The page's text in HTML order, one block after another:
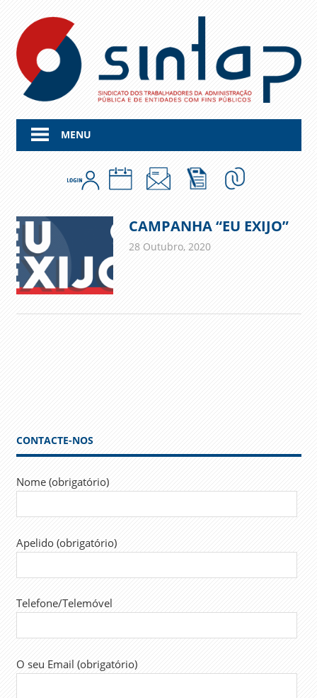
content
MENU
CAMPANHA “EU EXIJO”
28 Outubro, 2020
CONTACTE-NOS
Nome (obrigatório)
Apelido (obrigatório)
Telefone/Telemóvel
O seu Email (obrigatório)